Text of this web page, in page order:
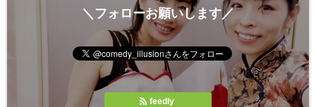
＼フォローお願いします／
feedly